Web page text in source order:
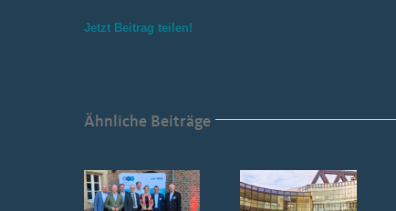
Jetzt Beitrag teilen!
Ähnliche Beiträge